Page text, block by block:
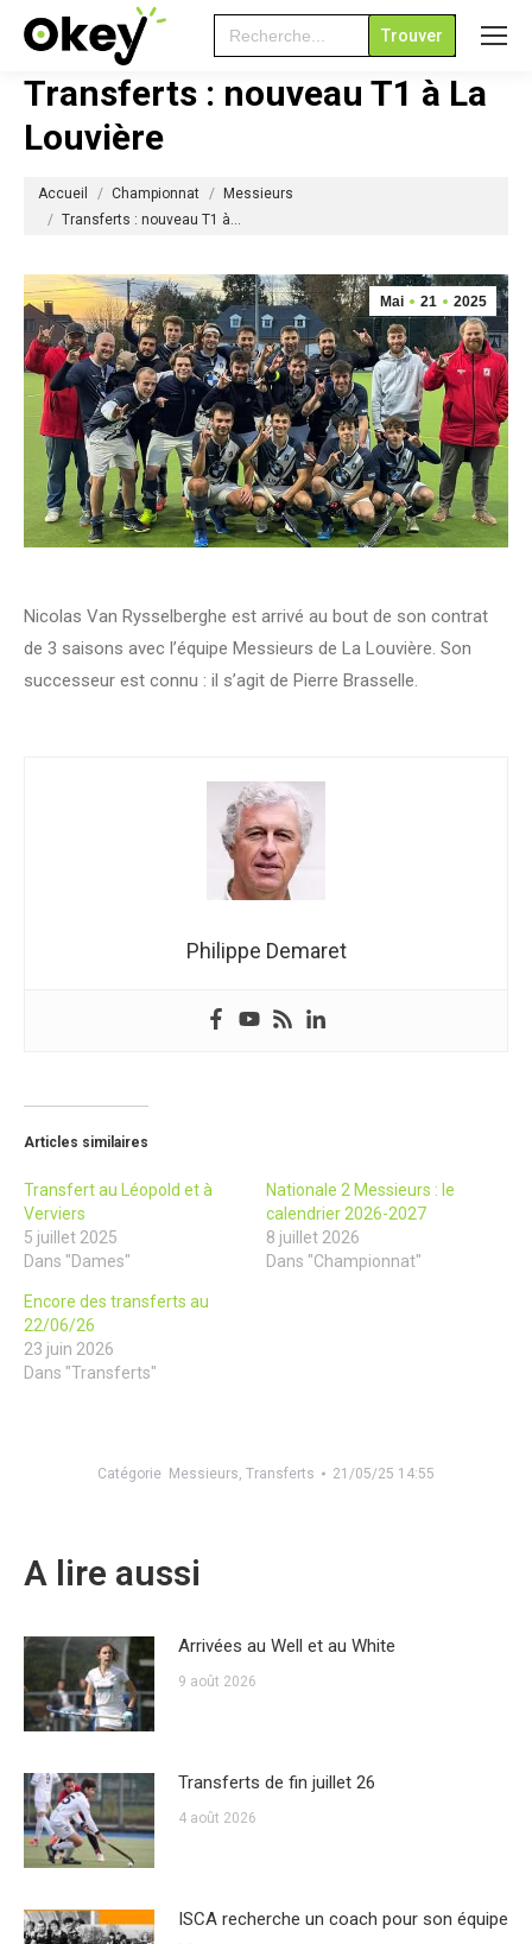
Search
for:
Transferts : nouveau T1 à La
Louvière
Accueil Championnat
Messieurs
Transferts : nouveau T1 à…
Mai 21 2025
Nicolas Van Rysselberghe est arrivé au bout de son contrat
de 3 saisons avec l’équipe Messieurs de La Louvière. Son
successeur est connu : il s’agit de Pierre Brasselle.
Philippe Demaret
Articles similaires
Transfert au Léopold et à
Verviers
5 juillet 2025
Dans "Dames"
Nationale 2 Messieurs : le
calendrier 2026-2027
8 juillet 2026
Dans "Championnat"
Encore des transferts au
22/06/26
23 juin 2026
Dans "Transferts"
Catégorie Messieurs Transferts 21/05/25 14:55
A lire aussi
Arrivées au Well et au White
9 août 2026
Transferts de fin juillet 26
4 août 2026
ISCA recherche un coach pour son équipe